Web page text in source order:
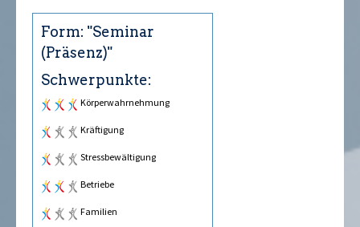
Form: "Seminar
(Präsenz)"
Schwerpunkte:
Körperwahrnehmung
Kräftigung
Stressbewältigung
Betriebe
Familien